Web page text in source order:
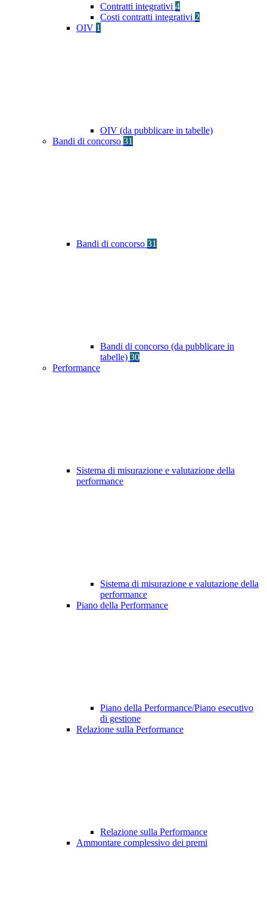
Contratti integrativi 4
Costi contratti integrativi 2
OIV 1
OIV (da pubblicare in tabelle)
Bandi di concorso 31
Bandi di concorso 31
Bandi di concorso (da pubblicare in
tabelle) 30
Performance
Sistema di misurazione e valutazione della
performance
Sistema di misurazione e valutazione della
performance
Piano della Performance
Piano della Performance/Piano esecutivo
di gestione
Relazione sulla Performance
Relazione sulla Performance
Ammontare complessivo dei premi